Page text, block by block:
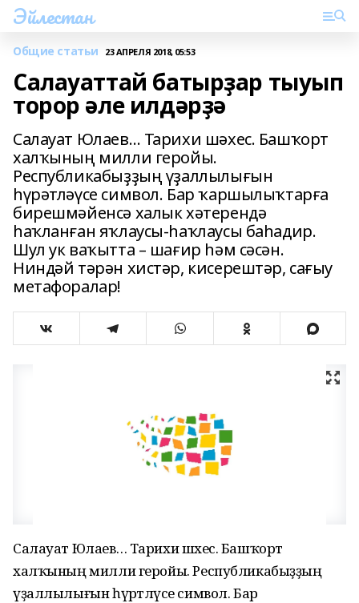
Эйлестан
Общие статьи 23 АПРЕЛЯ 2018, 05:53
Салауаттай батырҙар тыуып
торор әле илдәрҙә
Салауат Юлаев… Тарихи шәхес. Башҡорт
халҡының милли геройы.
Республикабыҙҙың үҙаллылығын
һүрәтләүсе символ. Бар ҡаршылыҡтарға
бирешмәйенсә халык хәтерендә
һаҡланған яҡлаусы-һаҡлаусы баһадир.
Шул ук ваҡытта – шағир һәм сәсән.
Ниндәй тәрән хистәр, кисерештәр, сағыу
метафоралар!
Салауат Юлаев… Тарихи шәхес. Башҡорт
халҡының милли геройы. Республикабыҙҙың
үҙаллылығын һүрәтләүсе символ. Бар